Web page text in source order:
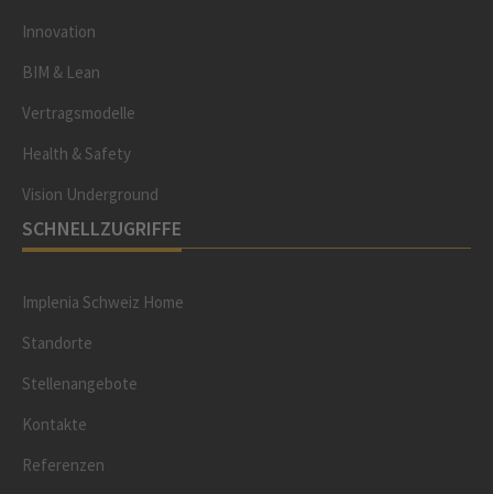
Innovation
BIM & Lean
Vertragsmodelle
Health & Safety
Vision Underground
SCHNELLZUGRIFFE
Implenia Schweiz Home
Standorte
Stellenangebote
Kontakte
Referenzen